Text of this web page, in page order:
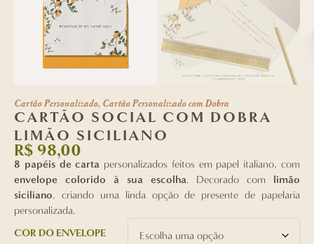
Cartão Personalizado, Cartão Personalizado com Dobra
CARTÃO SOCIAL COM DOBRA
LIMÃO SICILIANO
R$ 98,00
8 papéis de carta personalizados feitos em papel italiano, com
envelope colorido à sua escolha. Decorado com limão
siciliano, criando uma linda opção de presente de papelaria
personalizada.
COR DO ENVELOPE